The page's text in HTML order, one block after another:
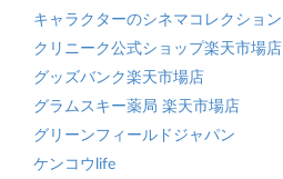
キャラクターのシネマコレクション
クリニーク公式ショップ楽天市場店
グッズバンク楽天市場店
グラムスキー薬局 楽天市場店
グリーンフィールドジャパン
ケンコウlife